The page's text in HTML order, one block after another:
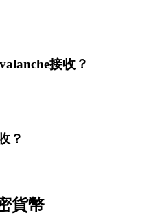
接收？
？
貨幣